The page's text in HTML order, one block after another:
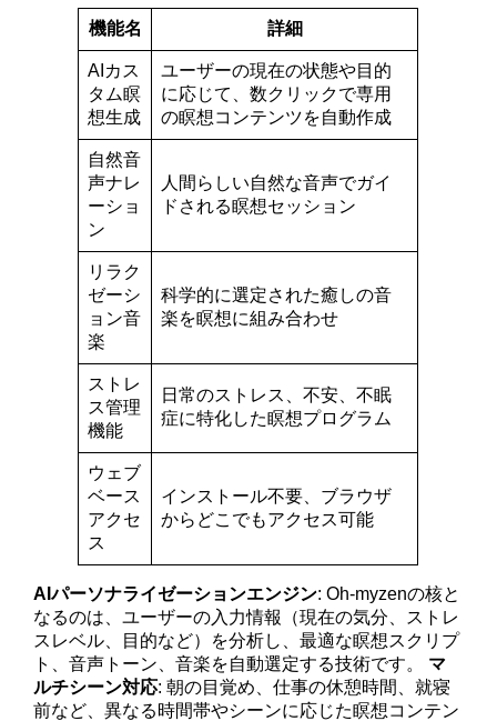
機能名 詳細
AIカス
タム瞑
想生成
ユーザーの現在の状態や目的
に応じて、数クリックで専用
の瞑想コンテンツを自動作成
自然音
声ナレ
ーショ
ン
人間らしい自然な音声でガイ
ドされる瞑想セッション
リラク
ゼーシ
ョン音
楽
科学的に選定された癒しの音
楽を瞑想に組み合わせ
ストレ
ス管理
機能
日常のストレス、不安、不眠
症に特化した瞑想プログラム
ウェブ
ベース
アクセ
ス
インストール不要、ブラウザ
からどこでもアクセス可能
AIパーソナライゼーションエンジン: Oh-myzenの核と
なるのは、ユーザーの入力情報（現在の気分、ストレ
スレベル、目的など）を分析し、最適な瞑想スクリプ
ト、音声トーン、音楽を自動選定する技術です。 マ
ルチシーン対応: 朝の目覚め、仕事の休憩時間、就寝
前など、異なる時間帯やシーンに応じた瞑想コンテン